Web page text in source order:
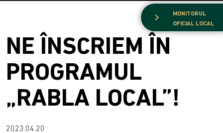
chevron_right
MONITORUL
OFICIAL LOCAL
NE ÎNSCRIEM ÎN
PROGRAMUL
„RABLA LOCAL”!
2023.04.20